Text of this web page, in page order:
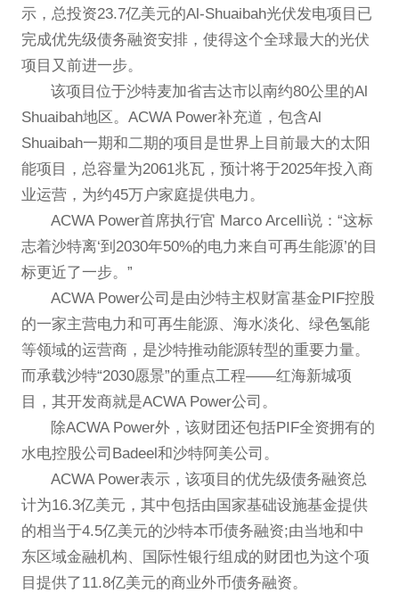
示，总投资23.7亿美元的Al-Shuaibah光伏发电项目已
完成优先级债务融资安排，使得这个全球最大的光伏
项目又前进一步。
该项目位于沙特麦加省吉达市以南约80公里的Al
Shuaibah地区。ACWA Power补充道，包含Al
Shuaibah一期和二期的项目是世界上目前最大的太阳
能项目，总容量为2061兆瓦，预计将于2025年投入商
业运营，为约45万户家庭提供电力。
ACWA Power首席执行官 Marco Arcelli说：“这标
志着沙特离‘到2030年50%的电力来自可再生能源’的目
标更近了一步。”
ACWA Power公司是由沙特主权财富基金PIF控股
的一家主营电力和可再生能源、海水淡化、绿色氢能
等领域的运营商，是沙特推动能源转型的重要力量。
而承载沙特“2030愿景”的重点工程——红海新城项
目，其开发商就是ACWA Power公司。
除ACWA Power外，该财团还包括PIF全资拥有的
水电控股公司Badeel和沙特阿美公司。
ACWA Power表示，该项目的优先级债务融资总
计为16.3亿美元，其中包括由国家基础设施基金提供
的相当于4.5亿美元的沙特本币债务融资;由当地和中
东区域金融机构、国际性银行组成的财团也为这个项
目提供了11.8亿美元的商业外币债务融资。